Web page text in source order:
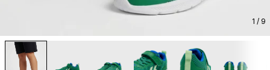
1 / 9